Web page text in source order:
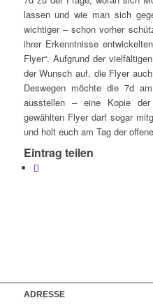
lassen und wie man sich
wichtiger – schon vorher
ihrer Erkenntnisse
Flyer“. Aufgrund der
der Wunsch auf, die Flyer
Deswegen möchte die 7d
ausstellen – eine Kopie
gewählten Flyer darf sogar
und holt euch am Tag der
Eintrag teilen
ADRESSE